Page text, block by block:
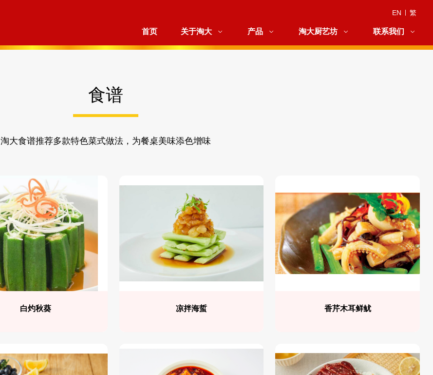
EN 繁
首页 关于淘大 产品 淘大厨艺坊 联系我们
食谱
淘大食谱推荐多款特色菜式做法，为餐桌美味添色增味
白灼秋葵 凉拌海蜇 香芹木耳鲜鱿